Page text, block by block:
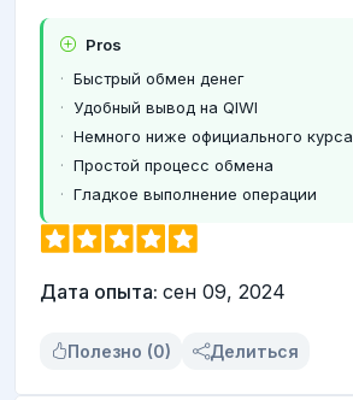
Pros
Быстрый обмен денег
Удобный вывод на QIWI
Немного ниже официального курса
Простой процесс обмена
Гладкое выполнение операции
Дата опыта: сен 09, 2024
Полезно (0) Делиться